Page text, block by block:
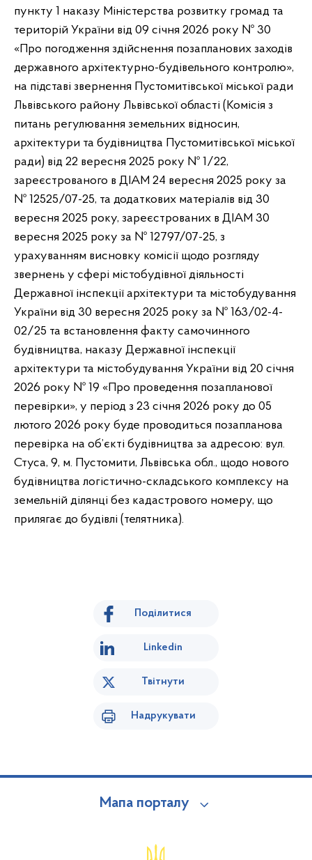
пункту 1 наказу Міністерства розвитку громад та
територій України від 09 січня 2026 року № 30
«Про погодження здійснення позапланових заходів
державного архітектурно-будівельного контролю»,
на підставі звернення Пустомитівської міської ради
Львівського району Львівської області (Комісія з
питань регулювання земельних відносин,
архітектури та будівництва Пустомитівської міської
ради) від 22 вересня 2025 року № 1/22,
зареєстрованого в ДІАМ 24 вересня 2025 року за
№ 12525/07-25, та додаткових матеріалів від 30
вересня 2025 року, зареєстрованих в ДІАМ 30
вересня 2025 року за № 12797/07-25, з
урахуванням висновку комісії щодо розгляду
звернень у сфері містобудівної діяльності
Державної інспекції архітектури та містобудування
України від 30 вересня 2025 року за № 163/02-4-
02/25 та встановлення факту самочинного
будівництва, наказу Державної інспекції
архітектури та містобудування України від 20 січня
2026 року № 19 «Про проведення позапланової
перевірки», у період з 23 січня 2026 року до 05
лютого 2026 року буде проводиться позапланова
перевірка на об’єкті будівництва за адресою: вул.
Стуса, 9, м. Пустомити, Львівська обл., щодо нового
будівництва логістично-складського комплексу на
земельній ділянці без кадастрового номеру, що
прилягає до будівлі (телятника).
Поділитися
Linkedin
Твітнути
Надрукувати
Мапа порталу